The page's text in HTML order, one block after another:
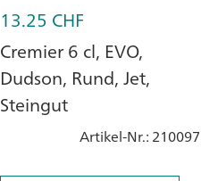
13.25 CHF
Cremier 6 cl, EVO,
Dudson, Rund, Jet,
Steingut
Artikel-Nr.: 210097